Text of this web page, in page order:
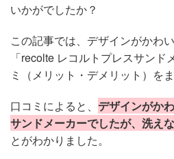
いかがでしたか？
この記事では、デザインがかわ
「recolte レコルトプレスサンド
ミ（メリット・デメリット）を
口コミによると、 デザインがか
サンドメーカーでしたが、洗え
とがわかりました。